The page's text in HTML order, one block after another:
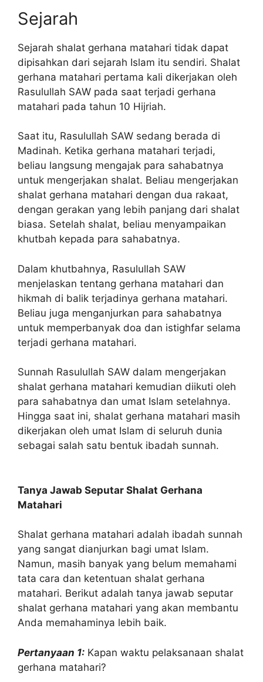
Sejarah
Sejarah shalat gerhana matahari tidak dapat
dipisahkan dari sejarah Islam itu sendiri. Shalat
gerhana matahari pertama kali dikerjakan oleh
Rasulullah SAW pada saat terjadi gerhana
matahari pada tahun 10 Hijriah.
Saat itu, Rasulullah SAW sedang berada di
Madinah. Ketika gerhana matahari terjadi,
beliau langsung mengajak para sahabatnya
untuk mengerjakan shalat. Beliau mengerjakan
shalat gerhana matahari dengan dua rakaat,
dengan gerakan yang lebih panjang dari shalat
biasa. Setelah shalat, beliau menyampaikan
khutbah kepada para sahabatnya.
Dalam khutbahnya, Rasulullah SAW
menjelaskan tentang gerhana matahari dan
hikmah di balik terjadinya gerhana matahari.
Beliau juga menganjurkan para sahabatnya
untuk memperbanyak doa dan istighfar selama
terjadi gerhana matahari.
Sunnah Rasulullah SAW dalam mengerjakan
shalat gerhana matahari kemudian diikuti oleh
para sahabatnya dan umat Islam setelahnya.
Hingga saat ini, shalat gerhana matahari masih
dikerjakan oleh umat Islam di seluruh dunia
sebagai salah satu bentuk ibadah sunnah.
Tanya Jawab Seputar Shalat Gerhana
Matahari
Shalat gerhana matahari adalah ibadah sunnah
yang sangat dianjurkan bagi umat Islam.
Namun, masih banyak yang belum memahami
tata cara dan ketentuan shalat gerhana
matahari. Berikut adalah tanya jawab seputar
shalat gerhana matahari yang akan membantu
Anda memahaminya lebih baik.
Pertanyaan 1: Kapan waktu pelaksanaan shalat
gerhana matahari?